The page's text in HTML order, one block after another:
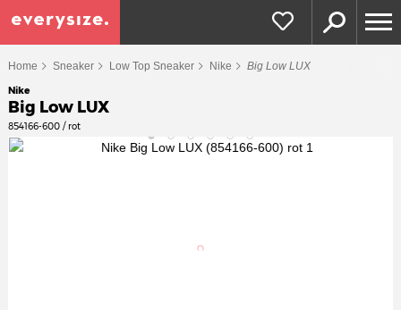
Home Sneaker Low Top Sneaker Nike Big Low LUX
Nike
Big Low LUX
854166-600 / rot